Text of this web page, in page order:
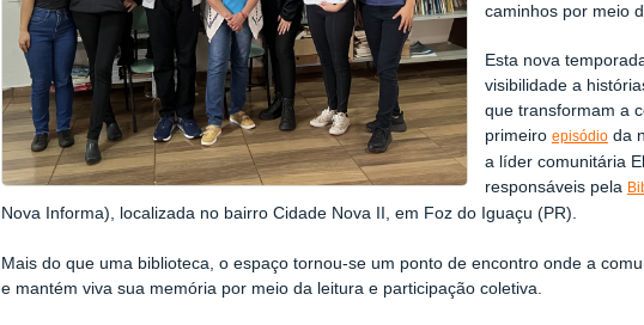
caminhos por meio
Esta nova
visibilidade a
que transformam a
primeiro episódioda
a líder comunitária
responsáveis pela
Nova Informa), localizada no bairro Cidade Nova II, em Foz do Iguaçu (PR).
Mais do que uma biblioteca, o espaço tornou-se um ponto de encontro onde a
e mantém viva sua memória por meio da leitura e participação coletiva.